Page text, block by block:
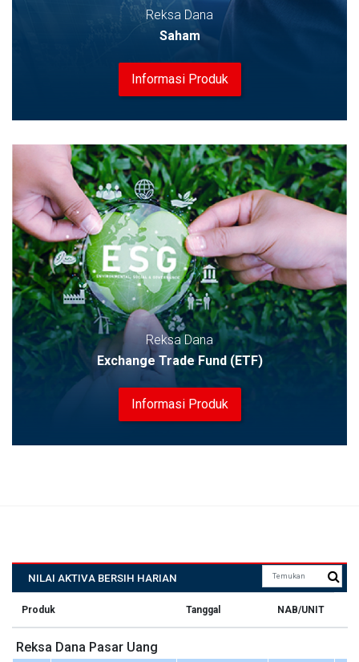
Reksa Dana
Saham
Informasi Produk
Reksa Dana
Exchange Trade Fund (ETF)
Informasi Produk
NILAI AKTIVA BERSIH HARIAN
Produk Tanggal NAB/UNIT
Reksa Dana Pasar Uang